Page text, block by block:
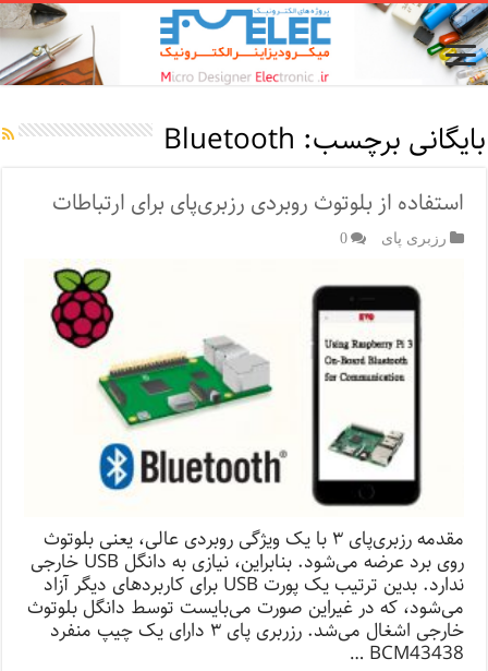
بایگانی برچسب: Bluetooth
استفاده از بلوتوث روبردی رزبری‌پای برای ارتباطات
رزبری پای 0
مقدمه رزبری‌پای ۳ با یک ویژگی روبردی عالی، یعنی بلوتوث
روی برد عرضه می‌شود. بنابراین، نیازی به دانگل USB‌ خارجی
ندارد. بدین ترتیب یک پورت USB‌ برای کاربردهای دیگر آزاد
می‌شود، که در غیراین صورت می‌بایست توسط دانگل بلوتوث
خارجی اشغال می‌شد. رزربری پای ۳ دارای یک چیپ منفرد
BCM43438 …